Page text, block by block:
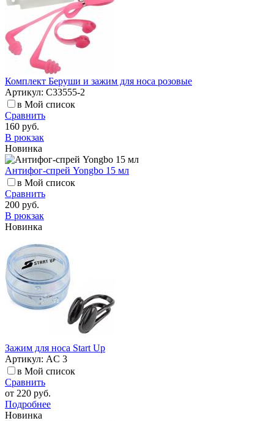
Комплект Беруши и зажим для носа розовые
Артикул: C33555-2
в Мой список
Сравнить
160 руб.
В рюкзак
Новинка
Антифог-спрей Yongbo 15 мл
в Мой список
Сравнить
200 руб.
В рюкзак
Новинка
Зажим для носа Start Up
Артикул: AC 3
в Мой список
Сравнить
от 220 руб.
Подробнее
Новинка